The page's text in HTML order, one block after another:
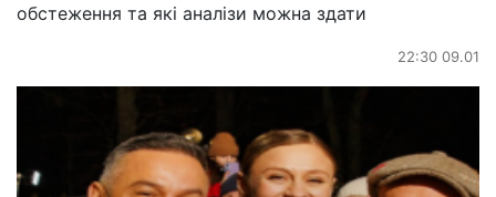
обстеження та які аналізи можна здати
22:30 09.01